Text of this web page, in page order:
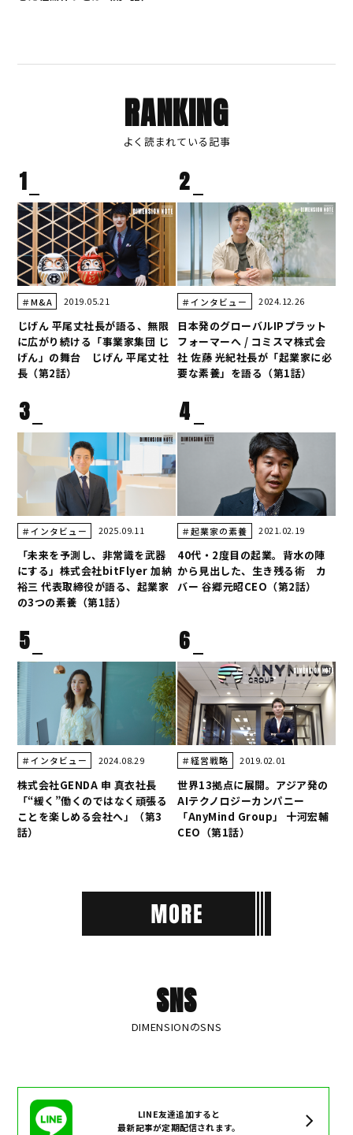
RANKING
よく読まれている記事
1
＃M&A 2019.05.21
じげん 平尾丈社長が語る、無限
に広がり続ける「事業家集団 じ
げん」の舞台 じげん 平尾丈社
長（第2話）
2
＃インタビュー 2024.12.26
日本発のグローバルIPプラット
フォーマーへ / コミスマ株式会
社 佐藤 光紀社長が「起業家に必
要な素養」を語る（第1話）
3
＃インタビュー 2025.09.11
「未来を予測し、非常識を武器
にする」株式会社bitFlyer 加納
裕三 代表取締役が語る、起業家
の3つの素養（第1話）
4
＃起業家の素養 2021.02.19
40代・2度目の起業。背水の陣
から見出した、生き残る術 カ
バー 谷郷元昭CEO（第2話）
5
＃インタビュー 2024.08.29
株式会社GENDA 申 真衣社長
「“緩く”働くのではなく頑張る
ことを楽しめる会社へ」（第3
話）
6
＃経営戦略 2019.02.01
世界13拠点に展開。アジア発の
AIテクノロジーカンパニー
「AnyMind Group」 十河宏輔
CEO（第1話）
SNS
DIMENSIONのSNS
LINE友達追加すると
最新記事が定期配信されます。